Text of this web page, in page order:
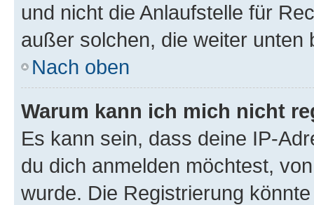
und nicht die Anlaufstelle für
außer solchen, die weiter unten
Nach oben
Warum kann ich mich nicht
Es kann sein, dass deine IP-
du dich anmelden möchtest,
wurde. Die Registrierung